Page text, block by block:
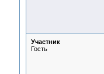
Участник
Гость